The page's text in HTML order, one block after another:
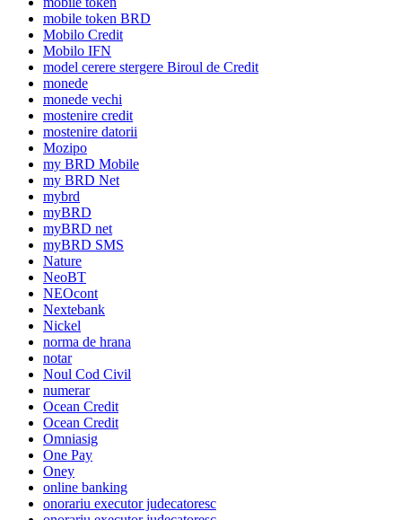
mobile token BRD
Mobilo Credit
Mobilo IFN
model cerere stergere Biroul de Credit
monede
monede vechi
mostenire credit
mostenire datorii
Mozipo
my BRD Mobile
my BRD Net
mybrd
myBRD
myBRD net
myBRD SMS
Nature
NeoBT
NEOcont
Nextebank
Nickel
norma de hrana
notar
Noul Cod Civil
numerar
Ocean Credit
Ocean Credit
Omniasig
One Pay
Oney
online banking
onorariu executor judecatoresc